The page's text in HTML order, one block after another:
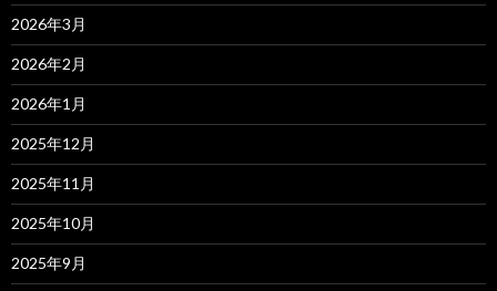
2026年3月
2026年2月
2026年1月
2025年12月
2025年11月
2025年10月
2025年9月